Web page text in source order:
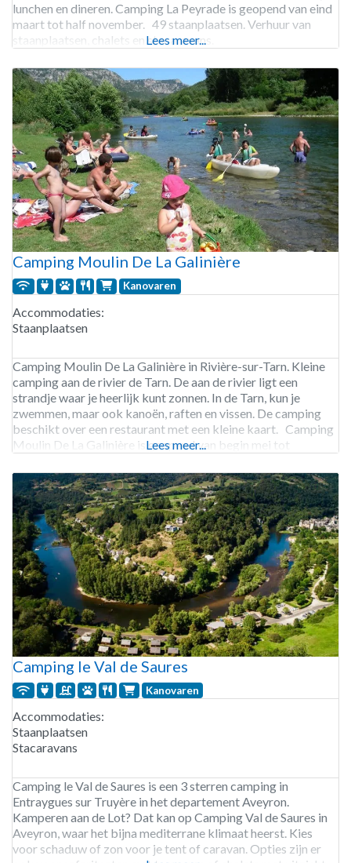
lunchen en dineren. Camping La Peyrade is geopend van eind
maart tot half november. 49 staanplaatsen. Verhuur van
staanplaatsen, chalets en stacaravans.
Lees meer...
Camping Moulin De La Galinière
Kanovaren
Accommodaties:
Staanplaatsen
Camping Moulin De La Galinière in Rivière-sur-Tarn. Kleine
camping aan de rivier de Tarn. De aan de rivier ligt een
strandje waar je heerlijk kunt zonnen. In de Tarn, kun je
zwemmen, maar ook kanoën, raften en vissen. De camping
beschikt over een restaurant met een kleine kaart. Camping
Moulin De La Galinière is geopend van begin mei tot
Lees meer...
Camping le Val de Saures
Kanovaren
Accommodaties:
Staanplaatsen
Stacaravans
Camping le Val de Saures is een 3 sterren camping in
Entraygues sur Truyère in het departement Aveyron.
Kamperen aan de Lot? Dat kan op Camping Val de Saures in
Aveyron, waar het bijna mediterrane klimaat heerst. Kies
voor schaduw of zon voor je tent of caravan. Opties zijn er